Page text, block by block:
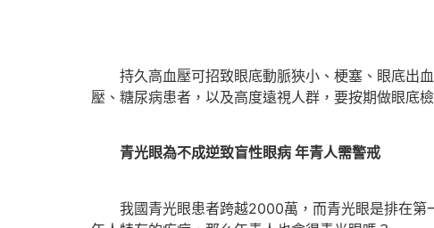
持久高血壓可招致眼底動脈狹小、梗塞、眼底出血
壓、糖尿病患者，以及高度遠視人群，要按期做眼底檢
青光眼為不成逆致盲性眼病 年青人需警戒
我國青光眼患者跨越2000萬，而青光眼是排在第